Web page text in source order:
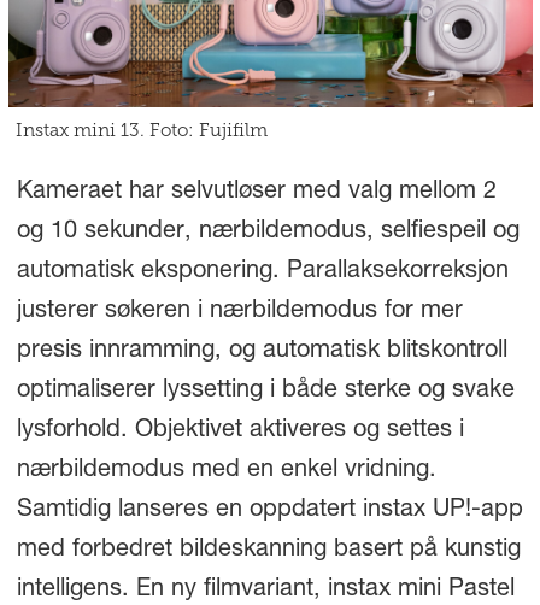
Instax mini 13. Foto: Fujifilm
Kameraet har selvutløser med valg mellom 2
og 10 sekunder, nærbildemodus, selfiespeil og
automatisk eksponering. Parallaksekorreksjon
justerer søkeren i nærbildemodus for mer
presis innramming, og automatisk blitskontroll
optimaliserer lyssetting i både sterke og svake
lysforhold. Objektivet aktiveres og settes i
nærbildemodus med en enkel vridning.
Samtidig lanseres en oppdatert instax UP!-app
med forbedret bildeskanning basert på kunstig
intelligens. En ny filmvariant, instax mini Pastel